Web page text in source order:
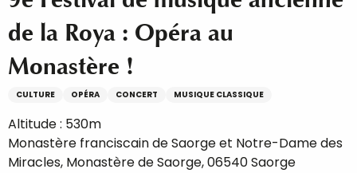
de la Roya : Opéra au
Monastère !
CULTURE OPÉRA CONCERT MUSIQUE CLASSIQUE
Altitude : 530m
Monastère franciscain de Saorge et Notre-Dame des
Miracles, Monastère de Saorge, 06540 Saorge